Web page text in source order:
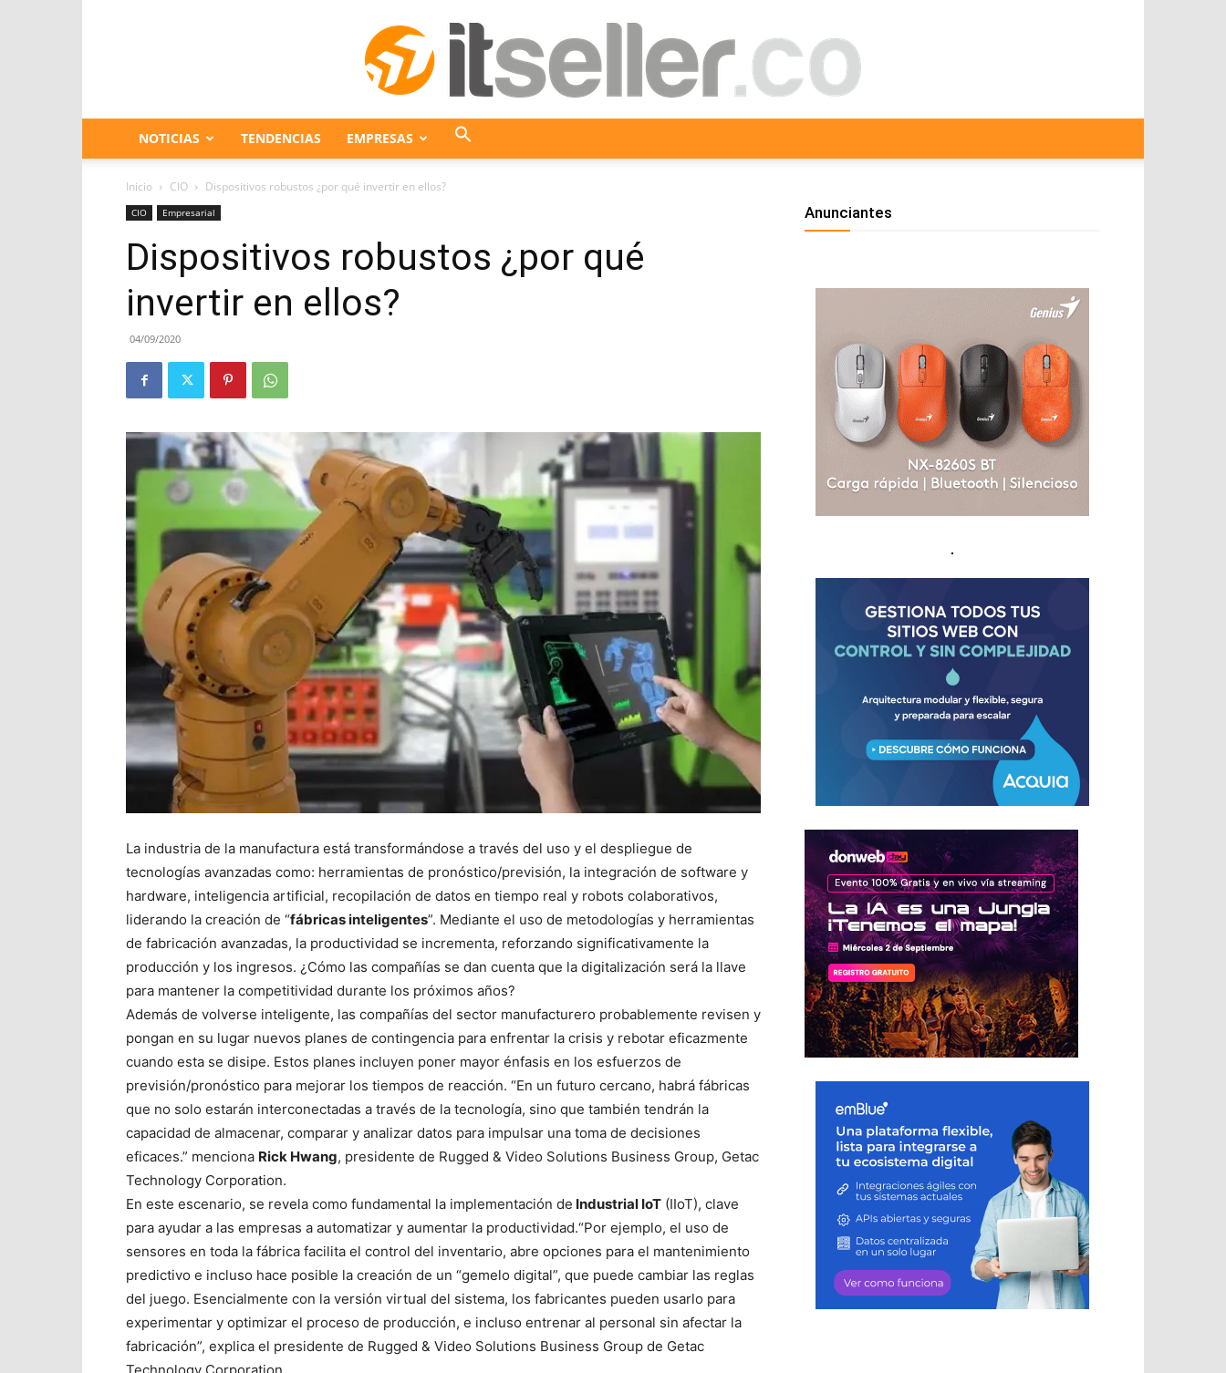
ITseller
Colombia
NOTICIAS TENDENCIAS EMPRESAS
Inicio CIO Dispositivos robustos ¿por qué invertir en ellos?
CIO Empresarial
Dispositivos robustos ¿por qué
invertir en ellos?
04/09/2020
La industria de la manufactura está transformándose a través del uso y el despliegue de
tecnologías avanzadas como: herramientas de pronóstico/previsión, la integración de software y
hardware, inteligencia artificial, recopilación de datos en tiempo real y robots colaborativos,
liderando la creación de “fábricas inteligentes”. Mediante el uso de metodologías y herramientas
de fabricación avanzadas, la productividad se incrementa, reforzando significativamente la
producción y los ingresos. ¿Cómo las compañías se dan cuenta que la digitalización será la llave
para mantener la competitividad durante los próximos años?
Además de volverse inteligente, las compañías del sector manufacturero probablemente revisen y
pongan en su lugar nuevos planes de contingencia para enfrentar la crisis y rebotar eficazmente
cuando esta se disipe. Estos planes incluyen poner mayor énfasis en los esfuerzos de
previsión/pronóstico para mejorar los tiempos de reacción. “En un futuro cercano, habrá fábricas
que no solo estarán interconectadas a través de la tecnología, sino que también tendrán la
capacidad de almacenar, comparar y analizar datos para impulsar una toma de decisiones
eficaces.” menciona Rick Hwang, presidente de Rugged & Video Solutions Business Group, Getac
Technology Corporation.
En este escenario, se revela como fundamental la implementación de Industrial IoT (IIoT), clave
para ayudar a las empresas a automatizar y aumentar la productividad.“Por ejemplo, el uso de
sensores en toda la fábrica facilita el control del inventario, abre opciones para el mantenimiento
predictivo e incluso hace posible la creación de un “gemelo digital”, que puede cambiar las reglas
del juego. Esencialmente con la versión virtual del sistema, los fabricantes pueden usarlo para
experimentar y optimizar el proceso de producción, e incluso entrenar al personal sin afectar la
fabricación”, explica el presidente de Rugged & Video Solutions Business Group de Getac
Anunciantes